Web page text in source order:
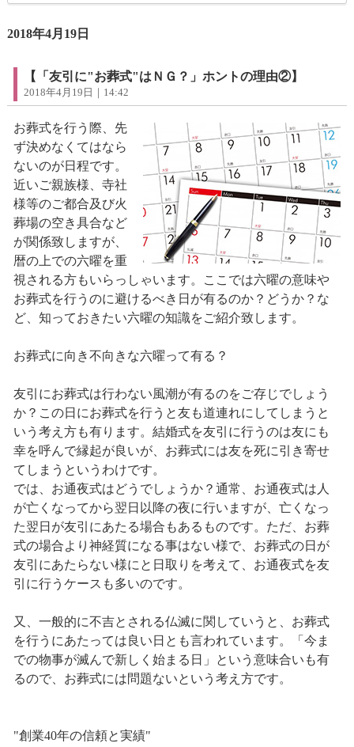
2018年4月19日
【「友引に"お葬式"はＮＧ？」ホントの理由②】
2018年4月19日｜14:42
お葬式を行う際、先
ず決めなくてはなら
ないのが日程です。
近いご親族様、寺社
様等のご都合及び火
葬場の空き具合など
が関係致しますが、
暦の上での六曜を重
視される方もいらっしゃいます。ここでは六曜の意味や
お葬式を行うのに避けるべき日が有るのか？どうか？な
ど、知っておきたい六曜の知識をご紹介致します。
お葬式に向き不向きな六曜って有る？
友引にお葬式は行わない風潮が有るのをご存じでしょう
か？この日にお葬式を行うと友も道連れにしてしまうと
いう考え方も有ります。結婚式を友引に行うのは友にも
幸を呼んで縁起が良いが、お葬式には友を死に引き寄せ
てしまうというわけです。
では、お通夜式はどうでしょうか？通常、お通夜式は人
が亡くなってから翌日以降の夜に行いますが、亡くなっ
た翌日が友引にあたる場合もあるものです。ただ、お葬
式の場合より神経質になる事はない様で、お葬式の日が
友引にあたらない様にと日取りを考えて、お通夜式を友
引に行うケースも多いのです。
又、一般的に不吉とされる仏滅に関していうと、お葬式
を行うにあたっては良い日とも言われています。「今ま
での物事が滅んで新しく始まる日」という意味合いも有
るので、お葬式には問題ないという考え方です。
"創業40年の信頼と実績"